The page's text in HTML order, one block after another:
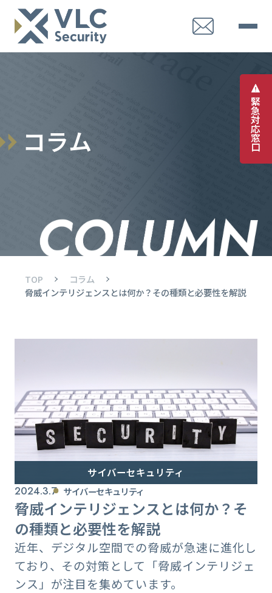
緊
急
対
応
窓
口
コラム
TOP
コラム
脅威インテリジェンスとは何か？その種類と必要性を解説
サイバーセキュリティ
2024.3.7 サイバーセキュリティ
脅威インテリジェンスとは何か？そ
の種類と必要性を解説
近年、デジタル空間での脅威が急速に進化し
ており、その対策として「脅威インテリジェ
ンス」が注目を集めています。